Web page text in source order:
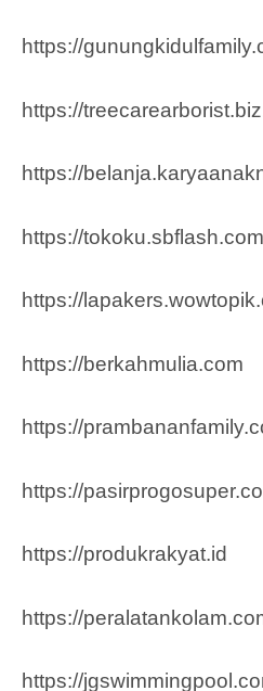
https://
https://
https://
https://tokoku.sbflash.com
https://
https://berkahmulia.com
https://
https://
https://produkrakyat.id
https://
https://